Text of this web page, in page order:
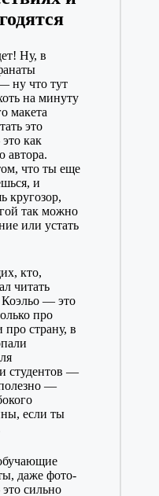
Ну, в
ну что тут
на минуту
макета
это
как
автора.
что ты еще
и
кругозор,
так можно
или устать
кто,
читать
— это
про
страну, в
студентов —
—
если ты
даже фото-
сильно